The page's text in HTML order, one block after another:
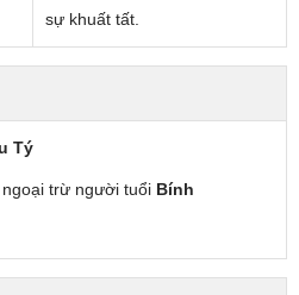
sự khuất tất.
Tý
ngoại trừ người tuổi Bính